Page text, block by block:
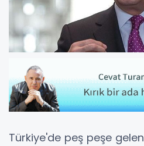
Türkiye'de peş peşe gelen